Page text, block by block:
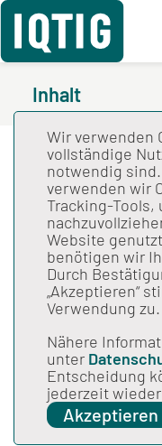
Feed
Inhalt
2022 V08
Stand: 29.06.2022
Spezifikation zu
Version 08;
zu
Wir verwenden
vollständige
notwendig
verwenden wir
Tracking-Tools,
Website
benötigen wir
Durch
„Akzeptieren“
Verwendung zu.
Nähere
unter
Entscheidung
jederzeit
Akzeptieren